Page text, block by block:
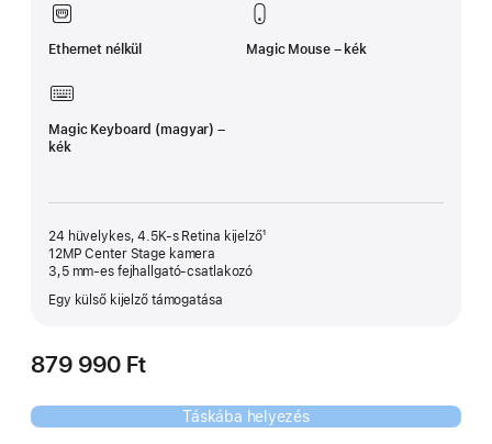
Ethernet nélkül Magic Mouse – kék
Magic Keyboard (magyar) –
kék
24 hüvelykes, 4.5K-s Retina kijelző¹
12MP Center Stage kamera
3,5 mm‑es fejhallgató-csatlakozó
Egy külső kijelző támogatása
879 990 Ft
Táskába helyezés